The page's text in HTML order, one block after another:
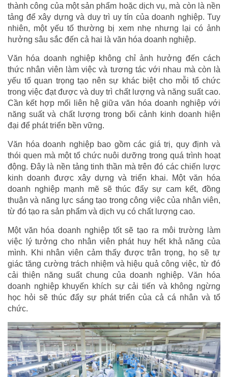
thành công của một sản phẩm hoặc dịch vụ, mà còn là nền
tảng để xây dựng và duy trì uy tín của doanh nghiệp. Tuy
nhiên, một yếu tố thường bị xem nhẹ nhưng lại có ảnh
hưởng sâu sắc đến cả hai là văn hóa doanh nghiệp.
Văn hóa doanh nghiệp không chỉ ảnh hưởng đến cách
thức nhân viên làm việc và tương tác với nhau mà còn là
yếu tố quan trọng tạo nên sự khác biệt cho mỗi tổ chức
trong việc đạt được và duy trì chất lượng và năng suất cao.
Cần kết hợp mối liên hệ giữa văn hóa doanh nghiệp với
năng suất và chất lượng trong bối cảnh kinh doanh hiện
đại để phát triển bền vững.
Văn hóa doanh nghiệp bao gồm các giá trị, quy định và
thói quen mà một tổ chức nuôi dưỡng trong quá trình hoạt
động. Đây là nền tảng tinh thần mà trên đó các chiến lược
kinh doanh được xây dựng và triển khai. Một văn hóa
doanh nghiệp mạnh mẽ sẽ thúc đẩy sự cam kết, đồng
thuận và năng lực sáng tạo trong công việc của nhân viên,
từ đó tạo ra sản phẩm và dịch vụ có chất lượng cao.
Một văn hóa doanh nghiệp tốt sẽ tạo ra môi trường làm
việc lý tưởng cho nhân viên phát huy hết khả năng của
mình. Khi nhân viên cảm thấy được trân trọng, họ sẽ tự
giác tăng cường trách nhiệm và hiệu quả công việc, từ đó
cải thiện năng suất chung của doanh nghiệp. Văn hóa
doanh nghiệp khuyến khích sự cải tiến và không ngừng
học hỏi sẽ thúc đẩy sự phát triển của cả cá nhân và tổ
chức.